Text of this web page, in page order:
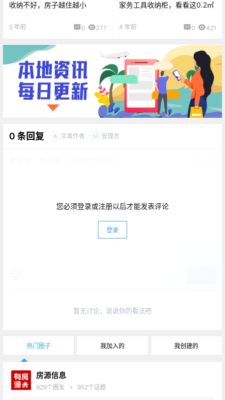
收纳不好，房子越住越小
5 年前 0 277
家务工具收纳柜，看看这0.2㎡
4 年前 0 421
0 条回复 A 文章作者 M 管理员
您必须登录或注册以后才能发表评论
登录
暂无讨论，说说你的看法吧
热门圈子 我加入的 我创建的
房源信息
929个圈友 • 952个话题